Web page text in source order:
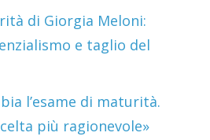
di Giorgia Meloni:
e taglio del
l’esame di maturità.
più ragionevole»